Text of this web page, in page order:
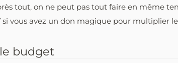
tout, on ne peut pas tout faire en même
si vous avez un don magique pour multiplier
budget